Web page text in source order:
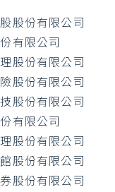
股份有限公司
有限公司
股份有限公司
股份有限公司
股份有限公司
有限公司
股份有限公司
股份有限公司
股份有限公司